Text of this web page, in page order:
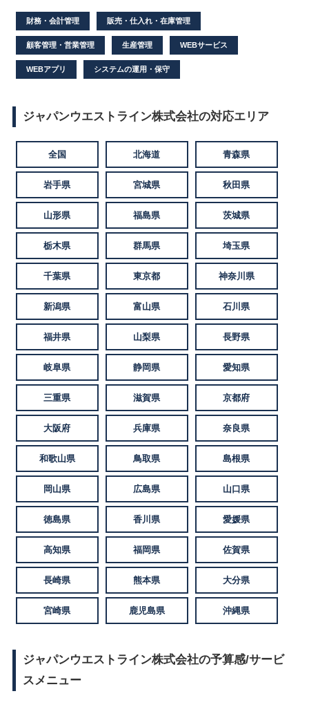
財務・会計管理 販売・仕入れ・在庫管理
顧客管理・営業管理 生産管理 WEBサービス
WEBアプリ システムの運用・保守
ジャパンウエストライン株式会社の対応エリア
全国 北海道 青森県
岩手県 宮城県 秋田県
山形県 福島県 茨城県
栃木県 群馬県 埼玉県
千葉県 東京都 神奈川県
新潟県 富山県 石川県
福井県 山梨県 長野県
岐阜県 静岡県 愛知県
三重県 滋賀県 京都府
大阪府 兵庫県 奈良県
和歌山県 鳥取県 島根県
岡山県 広島県 山口県
徳島県 香川県 愛媛県
高知県 福岡県 佐賀県
長崎県 熊本県 大分県
宮崎県 鹿児島県 沖縄県
ジャパンウエストライン株式会社の予算感/サービ
スメニュー